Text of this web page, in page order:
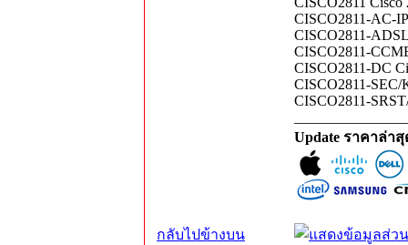
CISCO2811-AC-
CISCO2811-
CISCO2811-
CISCO2811-DC
CISCO2811-SEC/
CISCO2811-
Update ราคาล่า
กลับไปข้างบน